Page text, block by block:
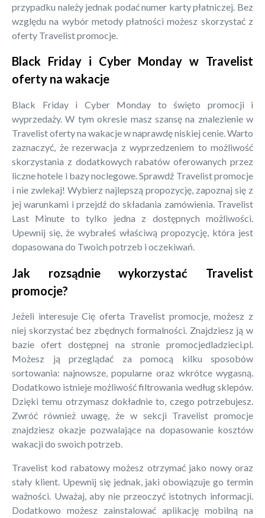
przypadku należy jednak podać numer karty płatniczej. Bez
względu na wybór metody płatności możesz skorzystać z
oferty Travelist promocje.
Black Friday i Cyber Monday w Travelist
oferty na wakacje
Black Friday i Cyber Monday to święto promocji i
wyprzedaży. W tym okresie masz szansę na znalezienie w
Travelist oferty na wakacje w naprawdę niskiej cenie. Warto
zaznaczyć, że rezerwacja z wyprzedzeniem to możliwość
skorzystania z dodatkowych rabatów oferowanych przez
liczne hotele i bazy noclegowe. Sprawdź Travelist promocje
i nie zwlekaj! Wybierz najlepszą propozycję, zapoznaj się z
jej warunkami i przejdź do składania zamówienia. Travelist
Last Minute to tylko jedna z dostępnych możliwości.
Upewnij się, że wybrałeś właściwą propozycję, która jest
dopasowana do Twoich potrzeb i oczekiwań.
Jak rozsądnie wykorzystać Travelist
promocje?
Jeżeli interesuje Cię oferta Travelist promocje, możesz z
niej skorzystać bez zbędnych formalności. Znajdziesz ją w
bazie ofert dostępnej na stronie promocjedladzieci.pl.
Możesz ją przeglądać za pomocą kilku sposobów
sortowania: najnowsze, popularne oraz wkrótce wygasną.
Dodatkowo istnieje możliwość filtrowania według sklepów.
Dzięki temu otrzymasz dokładnie to, czego potrzebujesz.
Zwróć również uwagę, że w sekcji Travelist promocje
znajdziesz okazje pozwalające na dopasowanie kosztów
wakacji do swoich potrzeb.
Travelist kod rabatowy możesz otrzymać jako nowy oraz
stały klient. Upewnij się jednak, jaki obowiązuje go termin
ważności. Uważaj, aby nie przeoczyć istotnych informacji.
Dodatkowo możesz zainstalować aplikację mobilną na